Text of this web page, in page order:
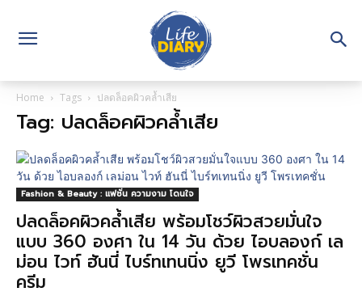
Home Tags ปลดล็อคผิวคล้ำเสีย
Tag: ปลดล็อคผิวคล้ำเสีย
Fashion & Beauty : แฟชั่น ความงาม โดนใจ
ปลดล็อคผิวคล้ำเสีย พร้อมโชว์ผิวสวยมั่นใจ
แบบ 360 องศา ใน 14 วัน ด้วย ไอบลองก์ เล
ม่อน ไวท์ ฮันนี่ ไบร์ทเทนนิ่ง ยูวี โพรเทคชั่น
ครีม